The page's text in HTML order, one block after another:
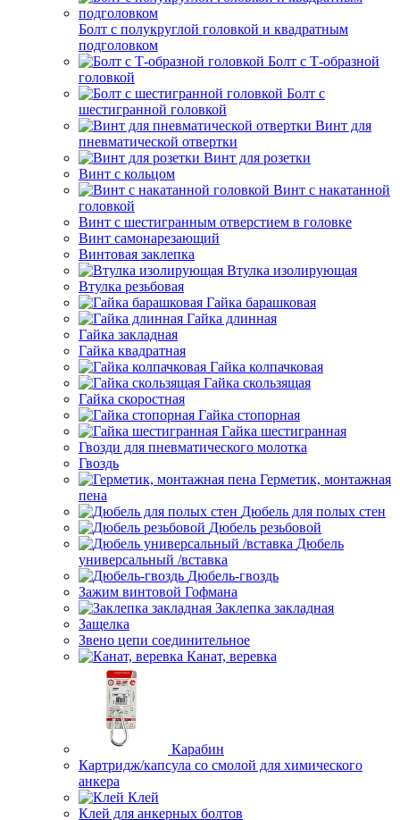
Болт с полукруглой головкой и квадратным
подголовком
Болт с Т-образной
головкой
Болт с
шестигранной головкой
Винт для
пневматической отвертки
Винт для розетки
Винт с кольцом
Винт с накатанной
головкой
Винт с шестигранным отверстием в головке
Винт самонарезающий
Винтовая заклепка
Втулка изолирующая
Втулка резьбовая
Гайка барашковая
Гайка длинная
Гайка закладная
Гайка квадратная
Гайка колпачковая
Гайка скользящая
Гайка скоростная
Гайка стопорная
Гайка шестигранная
Гвозди для пневматического молотка
Гвоздь
Герметик, монтажная
пена
Дюбель для полых стен
Дюбель резьбовой
Дюбель
универсальный /вставка
Дюбель-гвоздь
Зажим винтовой Гофмана
Заклепка закладная
Защелка
Звено цепи соединительное
Канат, веревка
Карабин
Картридж/капсула со смолой для химического
анкера
Клей
Клей для анкерных болтов